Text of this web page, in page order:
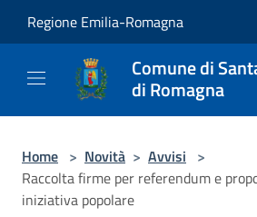
Regione Emilia-Romagna
Comune di
di Romagna
Home > Novità > Avvisi >
Raccolta firme per referendum e
iniziativa popolare